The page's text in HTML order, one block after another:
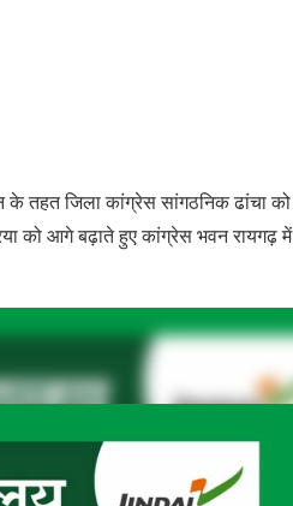
तहत जिला कांग्रेस सांगठनिक ढांचा को
को आगे बढ़ाते हुए कांग्रेस भवन रायगढ़ में